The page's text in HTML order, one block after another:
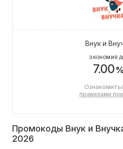
Внук и
ЭКОНОМИЯ
7.00%
правилами
Промокоды Внук и
2026